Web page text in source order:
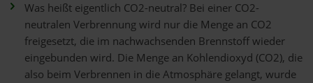
Was heißt eigentlich CO2-neutral? Bei einer CO2-
neutralen Verbrennung wird nur die Menge an CO2
freigesetzt, die im nachwachsenden Brennstoff wieder
eingebunden wird. Die Menge an Kohlendioxyd (CO2), die
also beim Verbrennen in die Atmosphäre gelangt, wurde